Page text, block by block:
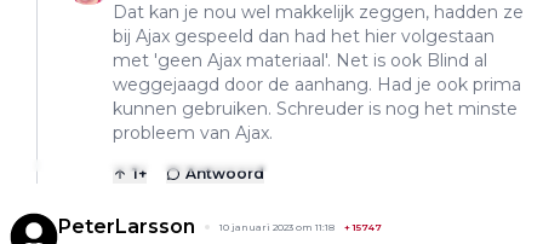
Dat kan je nou wel makkelijk zeggen, hadden ze
bij Ajax gespeeld dan had het hier volgestaan
met 'geen Ajax materiaal'. Net is ook Blind al
weggejaagd door de aanhang. Had je ook prima
kunnen gebruiken. Schreuder is nog het minste
probleem van Ajax.
1+ Antwoord
PeterLarsson 10 januari 2023 om 11:18 +15747